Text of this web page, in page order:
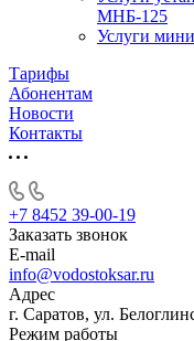
МНБ-125
Услуги
Тарифы
Абонентам
Новости
Контакты
+7 8452 39-00-19
Заказать звонок
E-mail
info@vodostoksar.ru
Адрес
г. Саратов, ул.
Режим работы